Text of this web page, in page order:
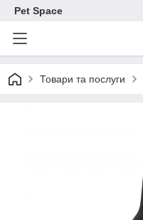
Pet Space
Товари та послуги